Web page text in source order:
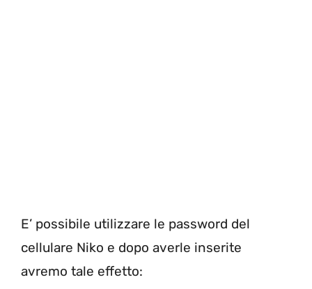
E’ possibile utilizzare le password del
cellulare Niko e dopo averle inserite
avremo tale effetto: